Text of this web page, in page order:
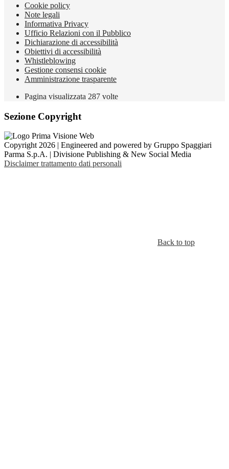
Cookie policy
Note legali
Informativa Privacy
Ufficio Relazioni con il Pubblico
Dichiarazione di accessibilità
Obiettivi di accessibilità
Whistleblowing
Gestione consensi cookie
Amministrazione trasparente
Pagina visualizzata 287 volte
Sezione Copyright
Copyright 2026 | Engineered and powered by Gruppo Spaggiari
Parma S.p.A. | Divisione Publishing & New Social Media
Disclaimer trattamento dati personali
Back to top